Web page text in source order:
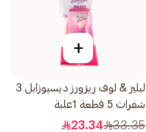
+
ليليز & لوف ريزورز ديسپوزابل 3
شفرات 5 قطعة 1علبة
33.35
23.34